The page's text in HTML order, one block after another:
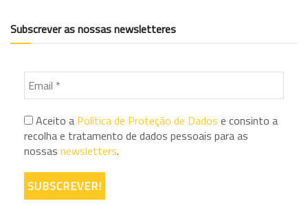
Subscrever as nossas newsletteres
Aceito a Política de Proteção de Dados e consinto a
recolha e tratamento de dados pessoais para as
nossas newsletters.